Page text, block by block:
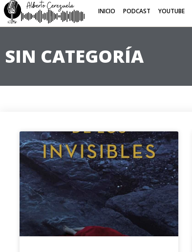
INICIO PODCAST YOUTUBE
SIN CATEGORÍA